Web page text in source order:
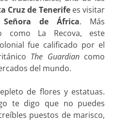
Cruz de Tenerifees visitar
de África. Más
como La Recova, este
fue calificado por el
The Guardiancomo
del mundo.
de flores y estatuas.
te digo que no puedes
puestos de marisco,